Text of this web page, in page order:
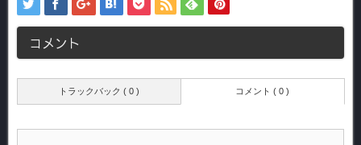
コメント
トラックバック ( 0 ) コメント ( 0 )